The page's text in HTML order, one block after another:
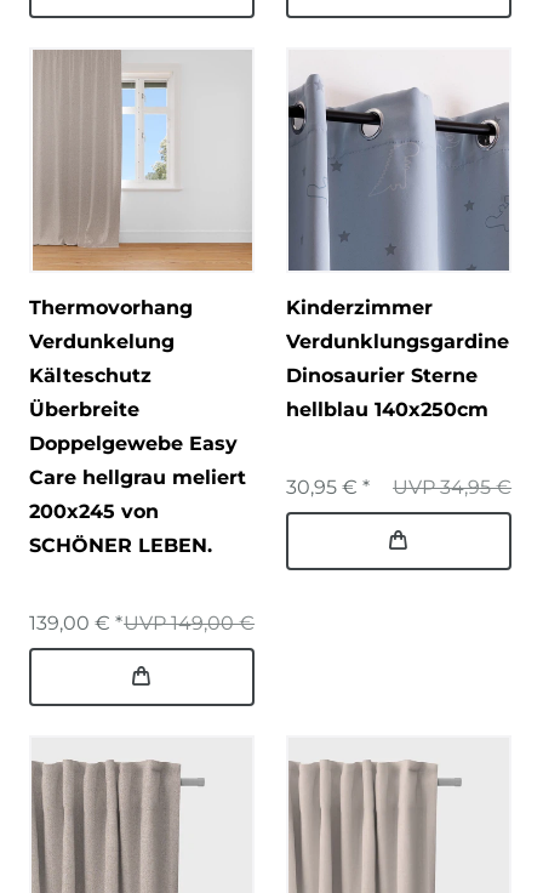
Thermovorhang
Verdunkelung
Kälteschutz
Überbreite
Doppelgewebe Easy
Care hellgrau meliert
200x245 von
SCHÖNER LEBEN.
UVP 149,00 €
139,00 € *
Kinderzimmer
Verdunklungsgardine
Dinosaurier Sterne
hellblau 140x250cm
UVP 34,95 €
30,95 € *